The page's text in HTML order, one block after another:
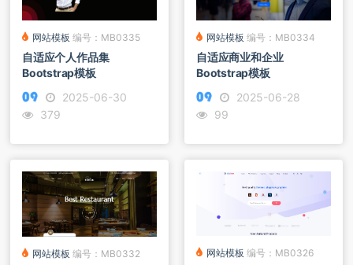
网站模板 编号：MB0335
自适应个人作品集
Bootstrap模板
2025-06-30
379
网站模板 编号：MB0334
自适应商业和企业
Bootstrap模板
2025-06-28
99
网站模板 编号：MB0332 网站模板 编号：MB0326